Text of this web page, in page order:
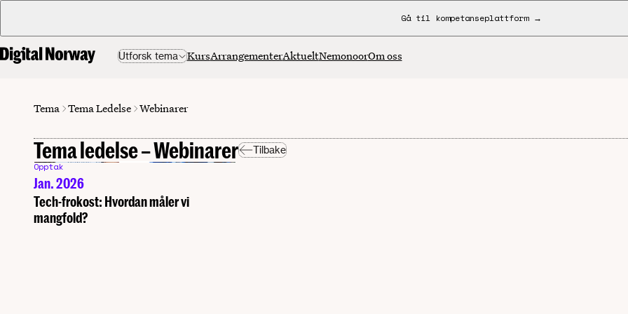
Gå til kompetanseplattform →
Utforsk tema KursArrangementerAktueltNemonoorOm oss
Tema Tema Ledelse Webinarer
Tema ledelse – Webinarer
Tilbake
Opptak
Jan. 2026
Tech-frokost: Hvordan måler vi
mangfold?